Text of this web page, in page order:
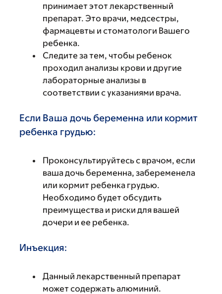
принимает этот лекарственный
препарат. Это врачи, медсестры,
фармацевты и стоматологи Вашего
ребенка.
Следите за тем, чтобы ребенок
проходил анализы крови и другие
лабораторные анализы в
соответствии с указаниями врача.
Если Ваша дочь беременна или кормит
ребенка грудью:
Проконсультируйтесь с врачом, если
ваша дочь беременна, забеременела
или кормит ребенка грудью.
Необходимо будет обсудить
преимущества и риски для вашей
дочери и ее ребенка.
Инъекция:
Данный лекарственный препарат
может содержать алюминий.